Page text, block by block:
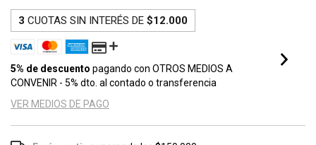
3 CUOTAS SIN INTERÉS DE $12.000
5% de descuento pagando con OTROS MEDIOS A
CONVENIR - 5% dto. al contado o transferencia
VER MEDIOS DE PAGO